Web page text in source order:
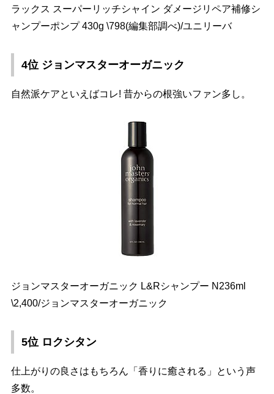
ラックス スーパーリッチシャイン ダメージリペア補修シ
ャンプーポンプ 430g \798(編集部調べ)/ユニリーバ
4位 ジョンマスターオーガニック
自然派ケアといえばコレ! 昔からの根強いファン多し。
ジョンマスターオーガニック L&Rシャンプー N236ml
\2,400/ジョンマスターオーガニック
5位 ロクシタン
仕上がりの良さはもちろん「香りに癒される」という声
多数。